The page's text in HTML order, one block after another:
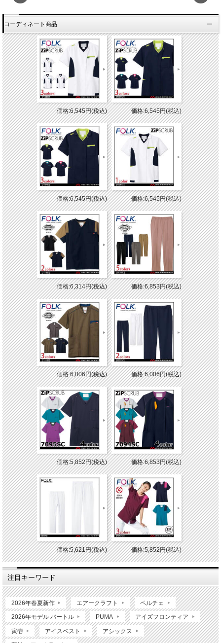
コーディネート商品
価格:6,545円(税込) 価格:6,545円(税込)
価格:6,545円(税込) 価格:6,545円(税込)
価格:6,314円(税込) 価格:6,853円(税込)
価格:6,006円(税込) 価格:6,006円(税込)
価格:5,852円(税込) 価格:6,853円(税込)
価格:5,621円(税込) 価格:5,852円(税込)
注目キーワード
2026年春夏新作 エアークラフト ペルチェ
2026年モデル バートル PUMA アイズフロンティア
寅壱 アイスベスト アシックス